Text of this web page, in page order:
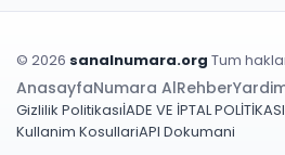
© 2026 sanalnumara.org Tum
AnasayfaNumara AlRehber
Gizlilik PolitikasıİADE VE İPTAL POLİTİKASI
Kullanim KosullariAPI Dokumani